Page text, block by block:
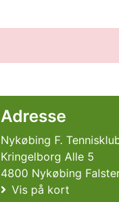
Adresse
Nykøbing F.
Kringelborg Alle 5
4800 Nykøbing
Vis på kort